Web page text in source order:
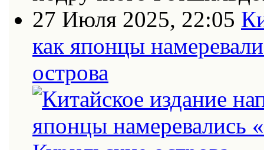
27 Июля 2025, 22:05
как японцы
острова